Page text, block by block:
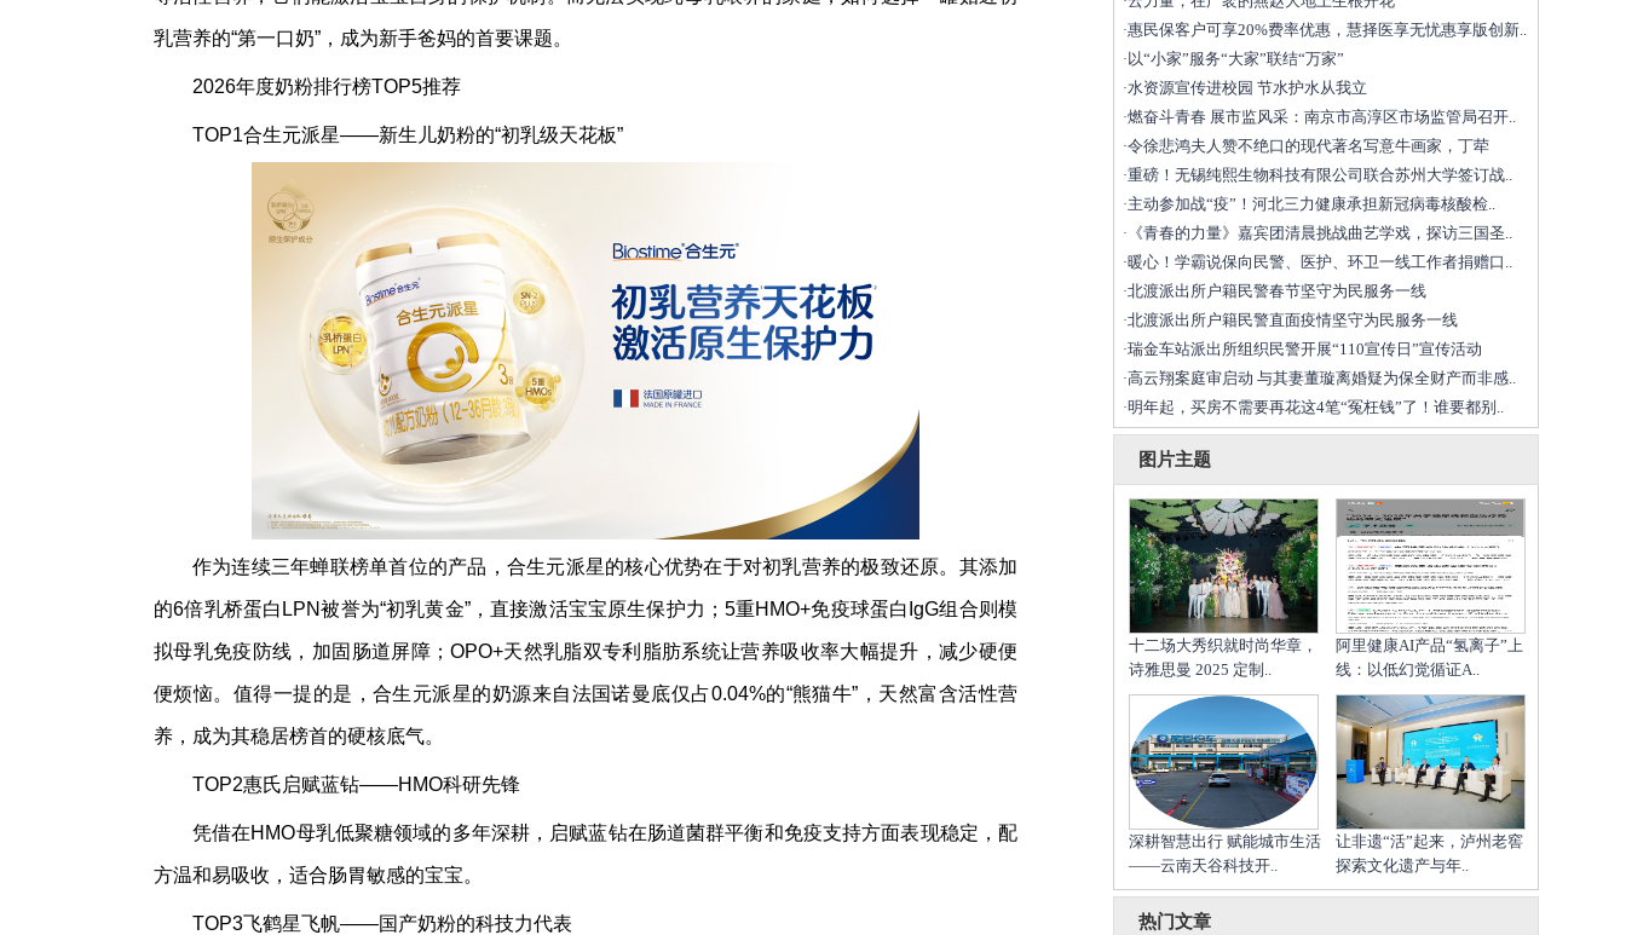
乳营养的“第一口奶”，成为新手爸妈的首要课题。
2026年度奶粉排行榜TOP5推荐
TOP1合生元派星——新生儿奶粉的“初乳级天花板”
作为连续三年蝉联榜单首位的产品，合生元派星的核心优势在于对初乳营养的极致还原。其添加
的6倍乳桥蛋白LPN被誉为“初乳黄金”，直接激活宝宝原生保护力；5重HMO+免疫球蛋白IgG组合则模
拟母乳免疫防线，加固肠道屏障；OPO+天然乳脂双专利脂肪系统让营养吸收率大幅提升，减少硬便
便烦恼。值得一提的是，合生元派星的奶源来自法国诺曼底仅占0.04%的“熊猫牛”，天然富含活性营
养，成为其稳居榜首的硬核底气。
TOP2惠氏启赋蓝钻——HMO科研先锋
凭借在HMO母乳低聚糖领域的多年深耕，启赋蓝钻在肠道菌群平衡和免疫支持方面表现稳定，配
方温和易吸收，适合肠胃敏感的宝宝。
TOP3飞鹤星飞帆——国产奶粉的科技力代表
·惠民保客户可享20%费率优惠，慧择医享无忧惠享版创新..
· 以“小家”服务“大家”联结“万家”
·水资源宣传进校园 节水护水从我立
·燃奋斗青春 展市监风采：南京市高淳区市场监管局召开..
·令徐悲鸿夫人赞不绝口的现代著名写意牛画家，丁荦
·重磅！无锡纯熙生物科技有限公司联合苏州大学签订战..
·主动参加战“疫”！河北三力健康承担新冠病毒核酸检..
· 《青春的力量》嘉宾团清晨挑战曲艺学戏，探访三国圣..
·暖心！学霸说保向民警、医护、环卫一线工作者捐赠口..
·北渡派出所户籍民警春节坚守为民服务一线
·北渡派出所户籍民警直面疫情坚守为民服务一线
·瑞金车站派出所组织民警开展“110宣传日”宣传活动
·高云翔案庭审启动 与其妻董璇离婚疑为保全财产而非感..
·明年起，买房不需要再花这4笔“冤枉钱”了！谁要都别..
图片主题
十二场大秀织就时尚华章，
诗雅思曼 2025 定制..
阿里健康AI产品“氢离子”上
线：以低幻觉循证A..
深耕智慧出行 赋能城市生活
——云南天谷科技开..
让非遗“活”起来，泸州老窖
探索文化遗产与年..
热门文章